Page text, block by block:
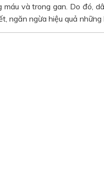
máu và trong gan. Do đó,
ngăn ngừa hiệu quả